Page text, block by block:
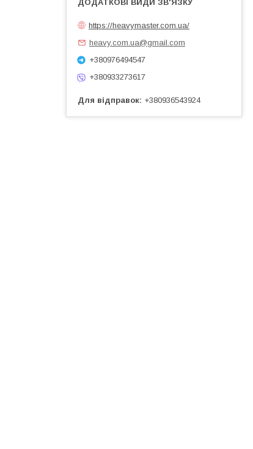
https://heavymaster.com.ua/
heavy.com.ua@gmail.com
+380976494547
+380933273617
Для відправок +380936543924